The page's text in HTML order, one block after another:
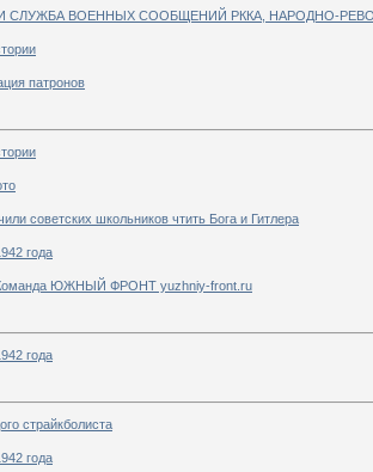
СЛУЖБА ВОЕННЫХ СООБЩЕНИЙ РККА, НАРОДНО-
патронов
советских школьников чтить Бога и Гитлера
года
ЮЖНЫЙ ФРОНТ yuzhniy-front.ru
года
страйкболиста
года